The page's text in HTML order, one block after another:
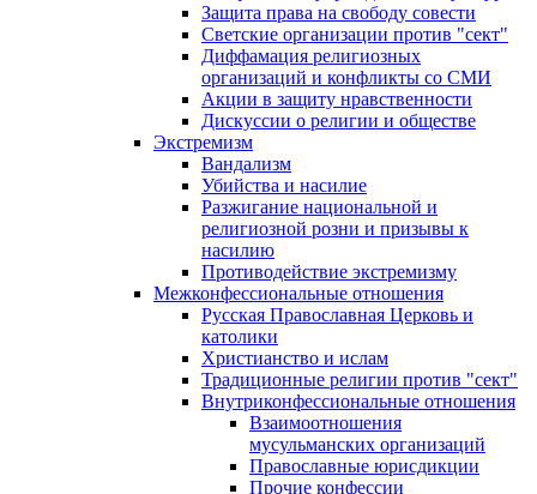
Защита права на свободу совести
Светские организации против "сект"
Диффамация религиозных
организаций и конфликты со СМИ
Акции в защиту нравственности
Дискуссии о религии и обществе
Экстремизм
Вандализм
Убийства и насилие
Разжигание национальной и
религиозной розни и призывы к
насилию
Противодействие экстремизму
Межконфессиональные отношения
Русская Православная Церковь и
католики
Христианство и ислам
Традиционные религии против "сект"
Внутриконфессиональные отношения
Взаимоотношения
мусульманских организаций
Православные юрисдикции
Прочие конфессии